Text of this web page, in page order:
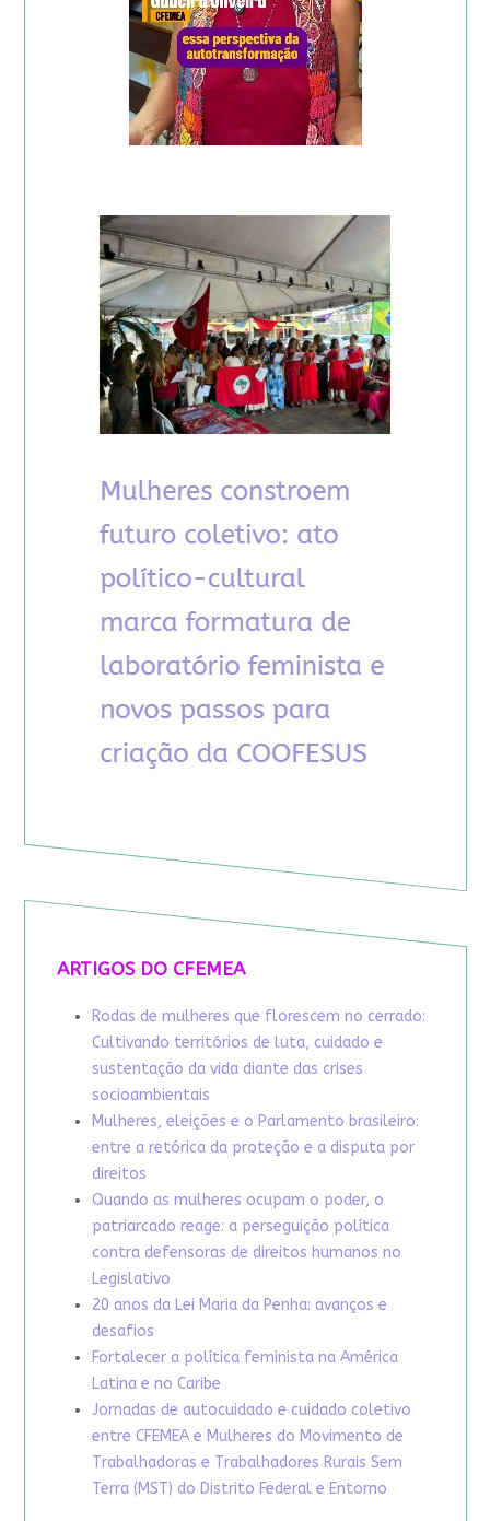
ARTIGOS DO CFEMEA
Rodas de mulheres que florescem no cerrado:
Cultivando territórios de luta, cuidado e
sustentação da vida diante das crises
socioambientais
Mulheres, eleições e o Parlamento brasileiro:
entre a retórica da proteção e a disputa por
direitos
Quando as mulheres ocupam o poder, o
patriarcado reage: a perseguição política
contra defensoras de direitos humanos no
Legislativo
20 anos da Lei Maria da Penha: avanços e
desafios
Fortalecer a política feminista na América
Latina e no Caribe
Jornadas de autocuidado e cuidado coletivo
entre CFEMEA e Mulheres do Movimento de
Trabalhadoras e Trabalhadores Rurais Sem
Terra (MST) do Distrito Federal e Entorno